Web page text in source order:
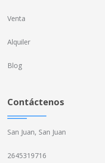
Venta
Alquiler
Blog
Contáctenos
San Juan, San Juan
2645319716